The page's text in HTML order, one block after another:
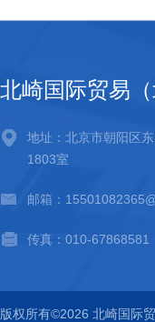
北崎国际贸易
地址：北京市朝阳区
1803室
邮箱：
传真：010-67868581
版权所有©2026 北崎国际